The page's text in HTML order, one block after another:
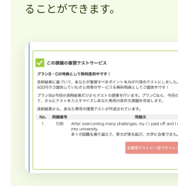
ることができます。